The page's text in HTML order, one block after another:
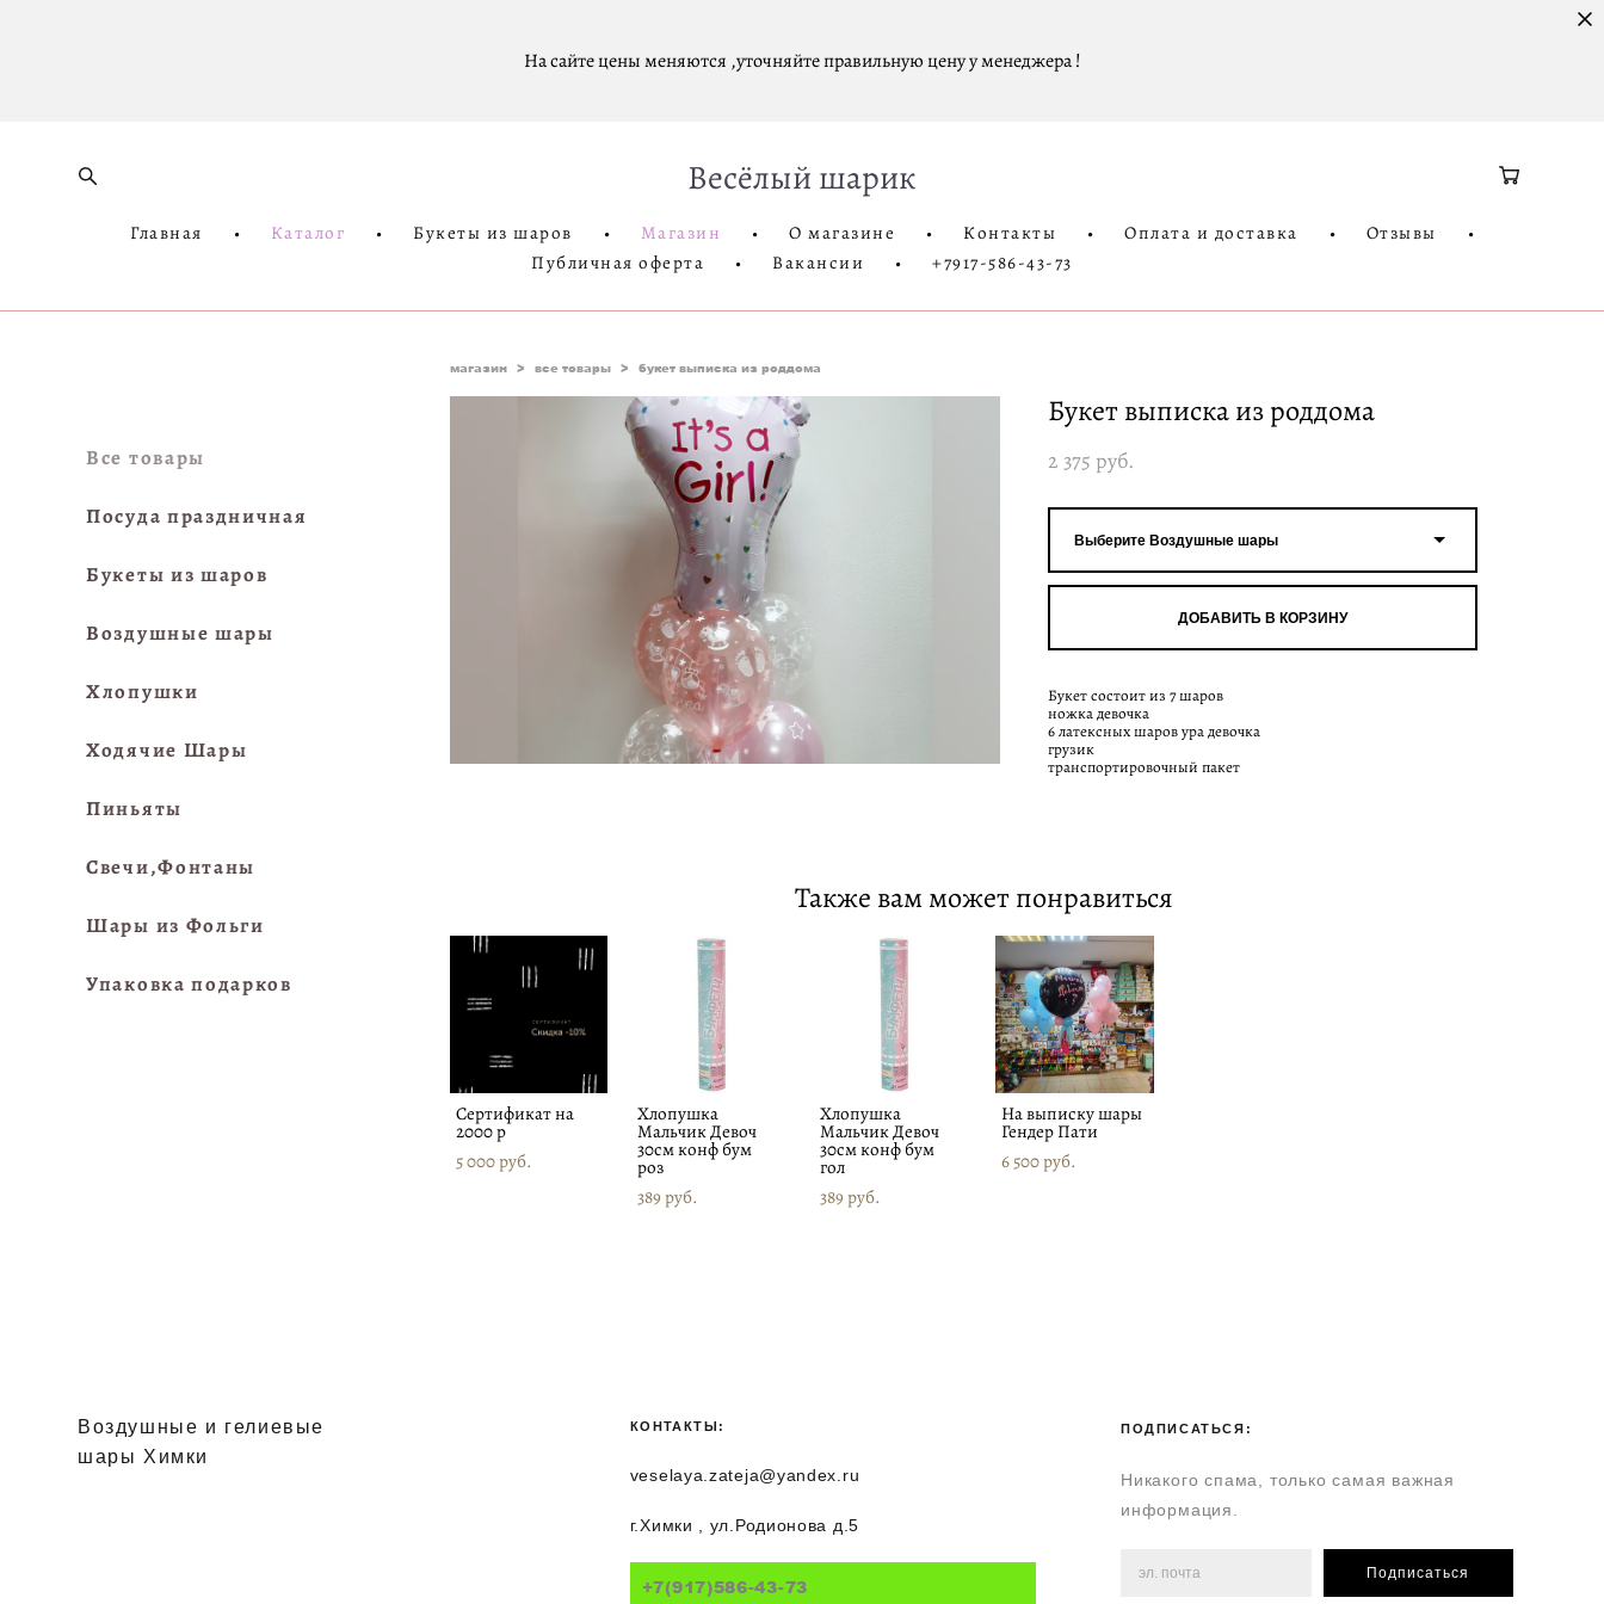
На сайте цены меняются ,уточняйте правильную цену у менеджера !
Весёлый шарик
Главная • Каталог • Букеты из шаров • Магазин • О магазине • Контакты • Оплата и доставка • Отзывы
•
Публичная оферта
• Вакансии • +7917-586-43-73
Все товары
Посуда праздничная
Букеты из шаров
Воздушные шары
Хлопушки
Ходячие Шары
Пиньяты
Свечи,Фонтаны
Шары из Фольги
Упаковка подарков
магазин > все товары > букет выписка из роддома
Букет выписка из роддома
2 375 pуб.
Выберите Воздушные шары
ДОБАВИТЬ В КОРЗИНУ
Букет состоит из 7 шаров
ножка девочка
6 латексных шаров ура девочка
грузик
транспортировочный пакет
Также вам может понравиться
Сертификат на
2000 р
5 000 pуб.
Хлопушка
Мальчик Девоч
30см конф бум
роз
389 pуб.
Хлопушка
Мальчик Девоч
30см конф бум
гол
389 pуб.
На выписку шары
Гендер Пати
6 500 pуб.
Воздушные и гелиевые
шары Химки
КОНТАКТЫ:
veselaya.zateja@yandex.ru
г.Химки , ул.Родионова д.5
+7(917)586-43-73
ПОДПИСАТЬСЯ:
Никакого спама, только самая важная
информация.
Подписаться